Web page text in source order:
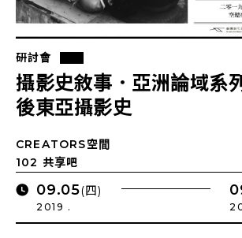
研討會
攝影史敘事．亞洲論域系
後東亞攝影史
CREATORS空間
102 共享吧
09.05(四)
2019 .